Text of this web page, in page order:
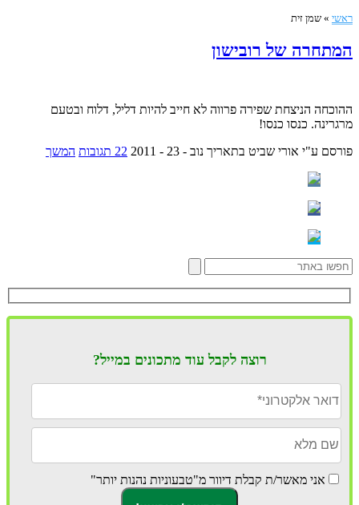
ראשי » שמן זית
המתחרה של רובישון
ההוכחה הניצחת שפירה פרווה לא חייב להיות דליל, דלוח ובטעם
מרגרינה. כנסו כנסו!
פורסם ע"י אורי שביט בתאריך נוב - 23 - 2011 22 תגובות המשך
רוצה לקבל עוד מתכונים במייל?
אני מאשר/ת קבלת דיוור מ"טבעוניות נהנות יותר"